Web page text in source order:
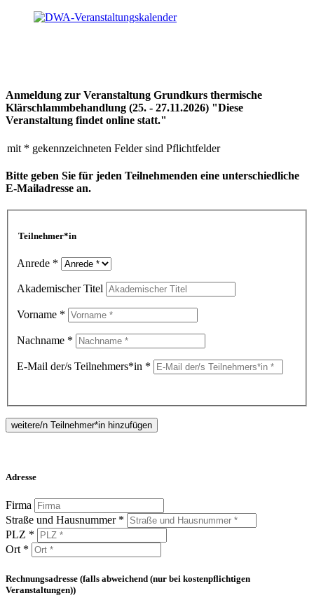
Anmeldung zur Veranstaltung Grundkurs thermische
Klärschlammbehandlung (25. - 27.11.2026) "Diese
Veranstaltung findet online statt."
mit * gekennzeichneten Felder sind Pflichtfelder
Bitte geben Sie für jeden Teilnehmenden eine unterschiedliche
E-Mailadresse an.
Teilnehmer*in
Anrede *
Akademischer Titel
Vorname *
Nachname *
E-Mail der/s Teilnehmers*in *
weitere/n Teilnehmer*in hinzufügen
Adresse
Firma
Straße und Hausnummer *
PLZ *
Ort *
Rechnungsadresse (falls abweichend (nur bei kostenpflichtigen
Veranstaltungen))